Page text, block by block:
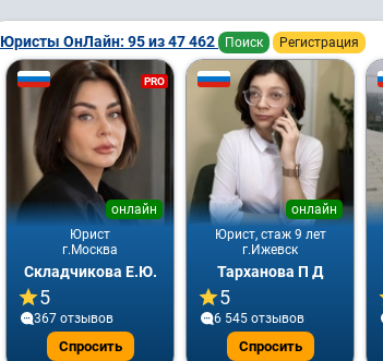
Юристы ОнЛайн: 95 из 47 462 Поиск Регистрация
PRO
Юрист
онлайн
г.Москва
Складчикова Е.Ю.
5
367 отзывов
Спросить
Юрист, стаж 9 лет
онлайн
г.Ижевск
Тарханова П Д
5
6 545 отзывов
Спросить